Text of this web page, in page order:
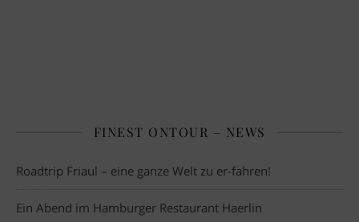
FINEST ONTOUR – NEWS
Roadtrip Friaul – eine ganze Welt zu er-fahren!
Ein Abend im Hamburger Restaurant Haerlin